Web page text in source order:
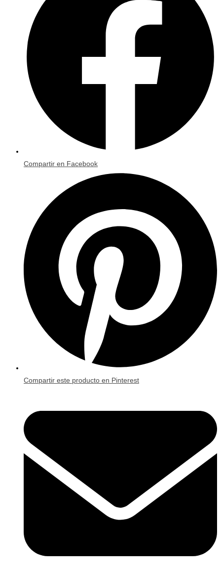
window
Compartir en Facebook
window
Compartir este producto en Pinterest
a
new
window